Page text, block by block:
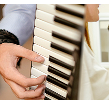
обласної ради